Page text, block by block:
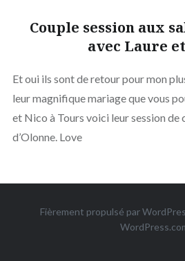
Couple session aux
avec Laure
Et oui ils sont de retour pour mon
leur magnifique mariage que vous
et Nico à Tours voici leur session de
d’Olonne. Love
Fièrement propulsé par